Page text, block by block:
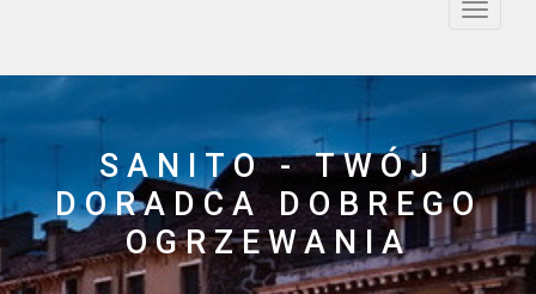
SANITO - TWÓJ
DORADCA DOBREGO
OGRZEWANIA